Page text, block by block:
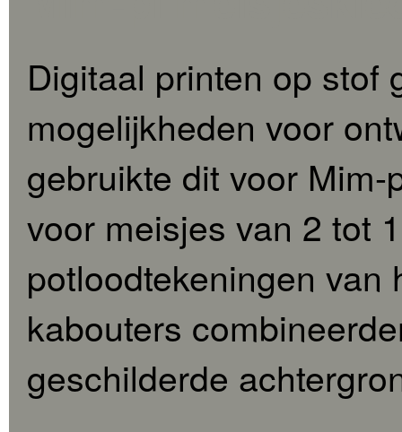
Digitaal printen op stof
mogelijkheden voor
gebruikte dit voor
voor meisjes van 2 tot
potloodtekeningen van
kabouters
geschilderde